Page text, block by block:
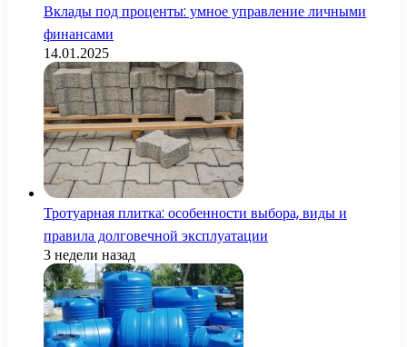
Вклады под проценты: умное управление личными
финансами
14.01.2025
Тротуарная плитка: особенности выбора, виды и
правила долговечной эксплуатации
3 недели назад